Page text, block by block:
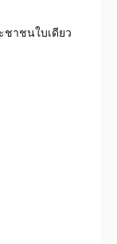
าชนใบเดียว